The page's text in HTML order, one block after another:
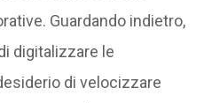
Guardando indietro,
digitalizzare le
di velocizzare